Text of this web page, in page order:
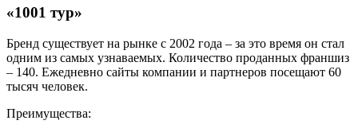
«1001 тур»
Бренд существует на рынке с 2002 года – за это время он стал
одним из самых узнаваемых. Количество проданных франшиз
– 140. Ежедневно сайты компании и партнеров посещают 60
тысяч человек.
Преимущества: